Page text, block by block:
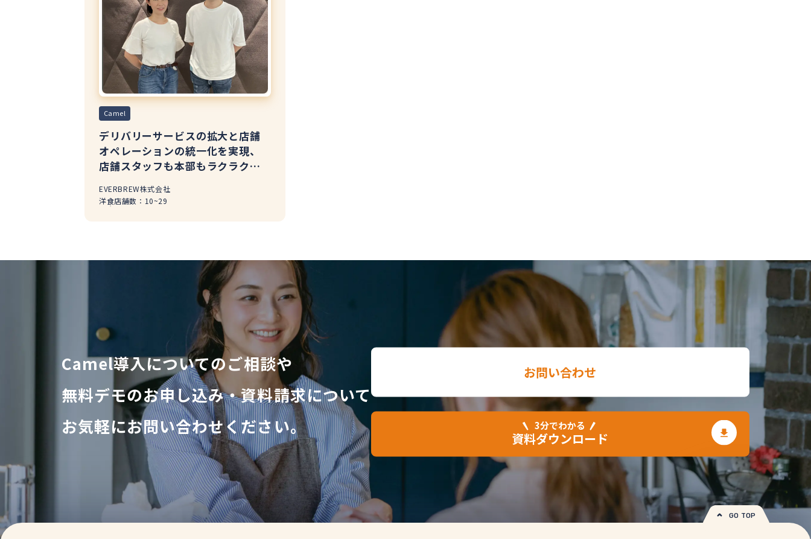
Camel
デリバリーサービスの拡大と店舗
オペレーションの統一化を実現、
店舗スタッフも本部もラクラク管
EVERBREW株式会社
洋食店舗数：10~29
Camel導入についてのご相談や
無料デモのお申し込み・資料請求について
お気軽にお問い合わせください。
お問い合わせ
3分でわかる
資料ダウンロード
GO TOP